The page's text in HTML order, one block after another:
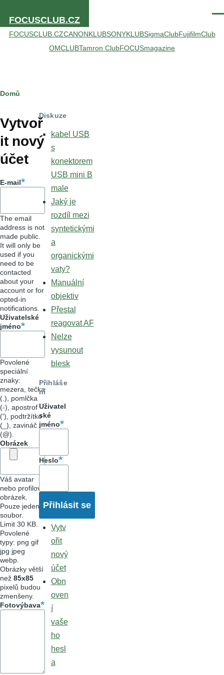
FOCUSCLUB.CZ
FOCUSCLUB.CZCANONKLUBSONYKLUBSigmaClubFujifilmClub
OMCLUBTamron ClubFOCUSmagazine
Hlavní
záložky
Drobečková
navigace
Domů
Vytvoř
it nový
účet
E-mail
The email
address is not
made public.
It will only be
used if you
need to be
contacted
about your
account or for
opted-in
notifications.
Uživatelské
jméno
Povolené
speciální
znaky:
mezera, tečka
(.), pomlčka
(-), apostrof
('), podtržítko
(_), zavináč
(@).
Obrázek
Váš avatar
nebo profilový
obrázek.
Pouze jeden
soubor.
Limit 30 KB.
Povolené
typy: png gif
jpg jpeg
webp.
Obrázky větší
než 85x85
pixelů budou
zmenšeny.
Fotovýbava
Diskuze
kabel USB
s
konektorem
USB mini B
male
Jaký je
rozdíl mezi
syntetickými
a
organickými
vaty?
Manuální
objektiv
Přestal
reagovat AF
Nelze
vysunout
blesk
Přihláše
ní
Uživatel
ské
jméno
Heslo
Vytv
ořit
nový
účet
Obn
oven
í
vaše
ho
hesl
a